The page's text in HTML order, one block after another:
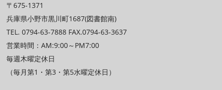
〒675-1371
兵庫県小野市黒川町1687(図書館南)
TEL. 0794-63-7888 FAX.0794-63-3637
営業時間：AM:9:00～PM7:00
毎週木曜定休日
（毎月第1・第3・第5水曜定休日）